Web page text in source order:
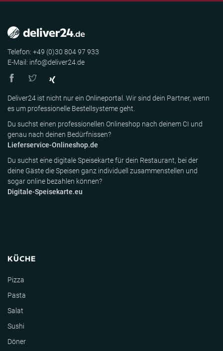
Telefon: +49 (0)30 804 97 933
E-Mail: info@deliver24.de
Deliver24 ist nicht nur ein Onlineportal. Wir sind dein Partner, wenn
es um professionelle Bestellsysteme geht.
Du suchst einen professionellen Onlineshop nach deinem CI und
genau nach deinen Bedürfnissen?
Lieferservice-Onlineshop.de
Du suchst eine digitale Speisekarte für dein Restaurant, bei der
deine Gäste die Speisen ganz individuell zusammenstellen und
sogar online bezahlen können?
Digitale-Speisekarte.eu
KÜCHE
Pizza
Pasta
Salat
Sushi
Döner